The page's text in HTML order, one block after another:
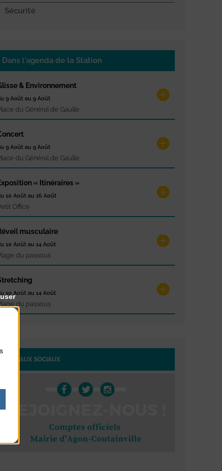
Sécurité
Dans l'agenda de la Station
& Environnement
9 Août au 9 Août
du Général de Gaulle
9 Août au 9 Août
du Général de Gaulle
« Itinéraires »
10 Août au 16 Août
Office
musculaire
10 Août au 14 Août
du passous
10 Août au 14 Août
du passous
RÉSEAUX SOCIAUX